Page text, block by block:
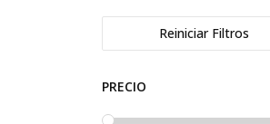
Reiniciar Filtros
PRECIO